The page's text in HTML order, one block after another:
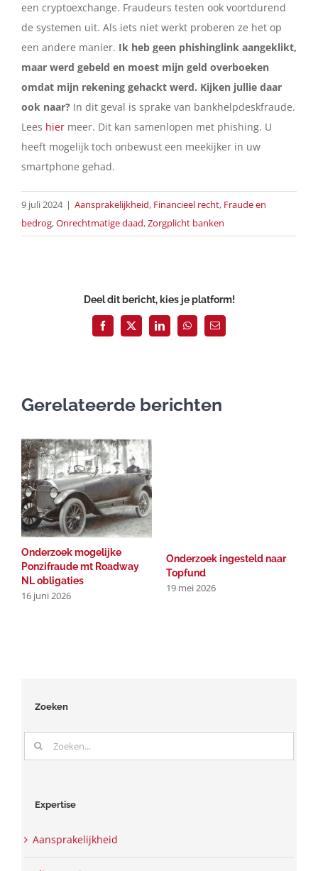
een cryptoexchange. Fraudeurs testen ook voortdurend
de systemen uit. Als iets niet werkt proberen ze het op
een andere manier. Ik heb geen phishinglink aangeklikt,
maar werd gebeld en moest mijn geld overboeken
omdat mijn rekening gehackt werd. Kijken jullie daar
ook naar? In dit geval is sprake van bankhelpdeskfraude.
Lees hier meer. Dit kan samenlopen met phishing. U
heeft mogelijk toch onbewust een meekijker in uw
smartphone gehad.
9 juli 2024 | Aansprakelijkheid, Financieel recht, Fraude en
bedrog,Onrechtmatige daad,Zorgplicht banken
Deel dit bericht, kies je platform!
Facebook
X LinkedInWhatsApp
E-
mail
Gerelateerde berichten
Onderzoek mogelijke
Ponzifraude mt Roadway
NL obligaties
16 juni 2026
Onderzoek ingesteld naar
Topfund
19 mei 2026
Zoeken
Zoeken
naar:
Expertise
Aansprakelijkheid